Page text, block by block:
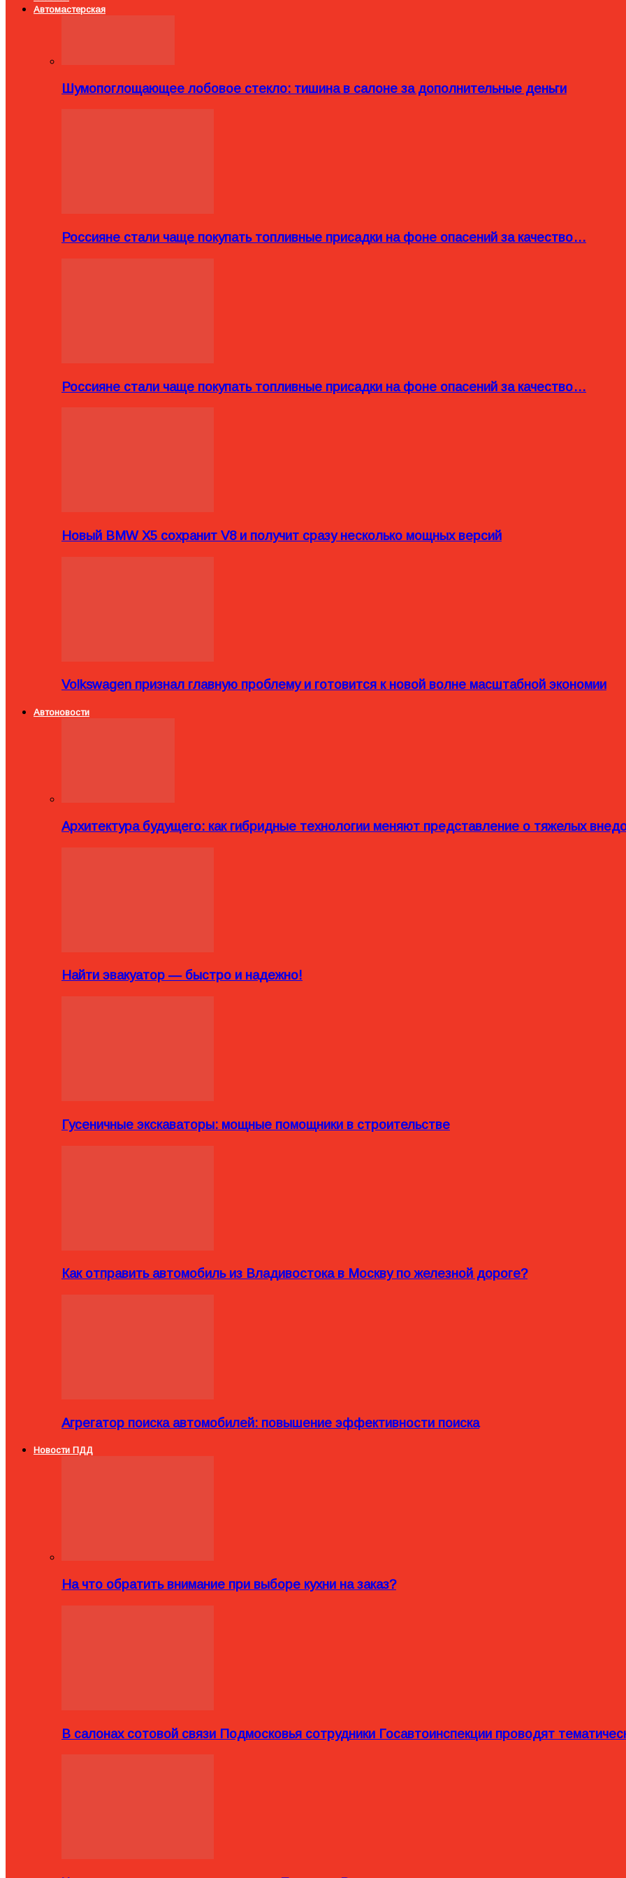
Автомастерская
Шумопоглощающее лобовое стекло: тишина в салоне за дополнительные деньги
Россияне стали чаще покупать топливные присадки на фоне опасений за качество…
Россияне стали чаще покупать топливные присадки на фоне опасений за качество…
Новый BMW X5 сохранит V8 и получит сразу несколько мощных версий
Volkswagen признал главную проблему и готовится к новой волне масштабной экономии
Автоновости
Архитектура будущего: как гибридные технологии меняют представление о тяжелых
Найти эвакуатор — быстро и надежно!
Гусеничные экскаваторы: мощные помощники в строительстве
Как отправить автомобиль из Владивостока в Москву по железной дороге?
Агрегатор поиска автомобилей: повышение эффективности поиска
Новости ПДД
На что обратить внимание при выборе кухни на заказ?
В салонах сотовой связи Подмосковья сотрудники Госавтоинспекции проводят